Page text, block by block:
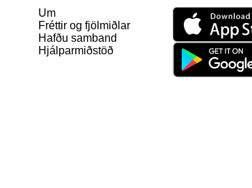
Um
Fréttir og fjölmiðlar
Hafðu samband
Hjálparmiðstöð